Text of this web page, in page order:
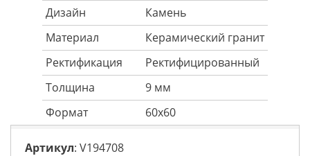
Дизайн
Камень
Материал
Керамический гранит
Ректификация
Ректифицированный
Толщина
9 мм
Формат
60x60
Артикул: V194708